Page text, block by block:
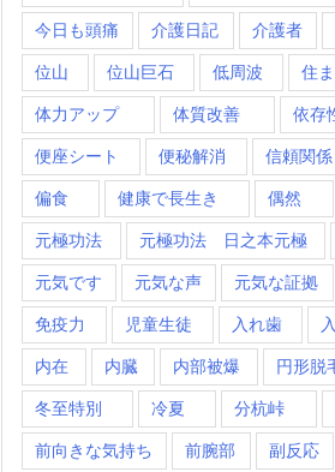
今日も頭痛 介護日記 介護者
位山 位山巨石 低周波 住
体力アップ 体質改善 依存
便座シート 便秘解消 信頼関係
偏食 健康で長生き 偶然
元極功法 元極功法 日之本元極
元気です 元気な声 元気な証拠
免疫力 児童生徒 入れ歯
内在 内臓 内部被爆 円形脱
冬至特別 冷夏 分杭峠
前向きな気持ち 前腕部 副反応